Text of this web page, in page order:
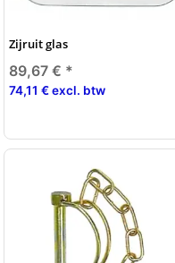
Zijruit glas
89,67 € *
74,11 € excl. btw